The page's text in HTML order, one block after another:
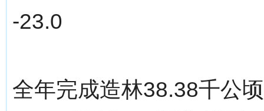
-23.0
全年完成造林38.38千公